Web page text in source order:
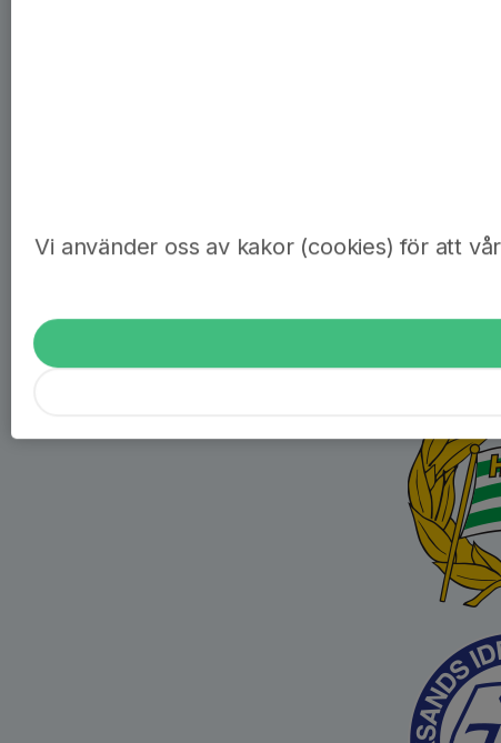
Vi använder oss av kakor (cookies) för att